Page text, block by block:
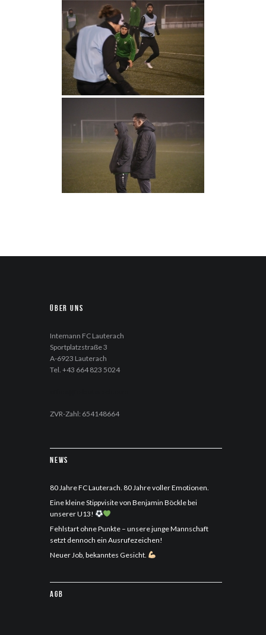
Über uns
Intemann FC Lauterach
Sportplatzstraße 3
A-6923 Lauterach
Tel. +43 664 823 5024
ZVR-Zahl: 654148664
News
80 Jahre FC Lauterach. 80 Jahre voller Emotionen.
Eine kleine Stippvisite von Benjamin Böckle bei
unserer U13!
Fehlstart ohne Punkte – unsere junge Mannschaft
setzt dennoch ein Ausrufezeichen!
Neuer Job, bekanntes Gesicht.
AGB